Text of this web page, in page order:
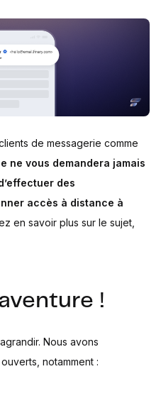
de messagerie comme
ne vous demandera jamais
des
accès à distance à
en savoir plus sur le sujet,
!
Nous avons
notamment :